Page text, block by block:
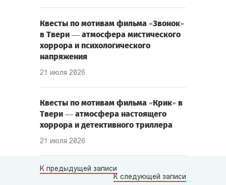
Квесты по мотивам фильма «Звонок»
в Твери — атмосфера мистического
хоррора и психологического
напряжения
21 июля 2026
Квесты по мотивам фильма «Крик» в
Твери — атмосфера настоящего
хоррора и детективного триллера
21 июля 2026
К предыдущей записи
К следующей записи